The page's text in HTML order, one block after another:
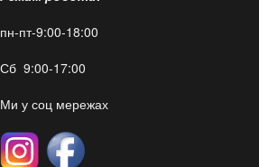
пн-пт-9:00-18:00
Сб 9:00-17:00
Ми у соц мережах